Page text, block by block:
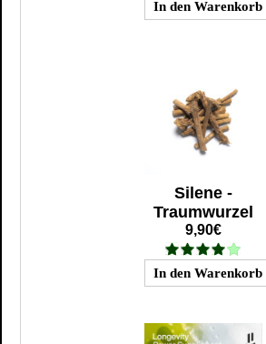
Silene -
Traumwurzel
9,90€